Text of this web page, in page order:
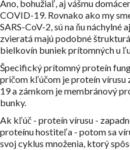
Áno, bohužiaľ, aj vášmu
COVID-19. Rovnako ako my
SARS-CoV-2, sú na ňu
zvieratá majú podobné
bielkovín buniek prítomných u
Špecifický prítomný proteín
pričom kľúčom je proteín
19 a zámkom je membránový
bunky.
Ak kľúč - proteín vírusu -
proteínu hostiteľa - potom sa
svoj cyklus množenia, ktorý